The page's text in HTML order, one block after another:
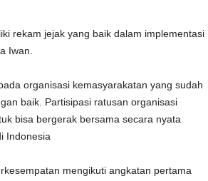
rekam jejak yang baik dalam implementasi
Iwan.
organisasi kemasyarakatan yang sudah
baik. Partisipasi ratusan organisasi
bisa bergerak bersama secara nyata
Indonesia
mengikuti angkatan pertama